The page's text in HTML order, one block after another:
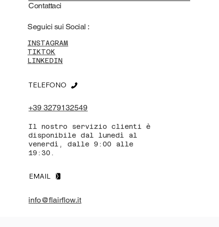
Contattaci
INSTAGRAM
TIKTOK
LINKEDIN
Seguici sui Social :
+39 3279132549
TELEFONO
Il nostro servizio clienti è
disponibile dal lunedì al
venerdì, dalle 9:00 alle
19:30.
EMAIL
info@flairflow.it